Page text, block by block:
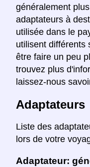
généralement
adaptateurs à
utilisée dans le
utilisent différents
être faire un peu
trouvez plus
laissez-nous
Adaptateurs
Liste des
lors de votre
Adaptateur: